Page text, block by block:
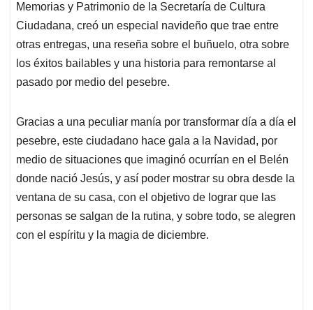
A
p
p
o
o
k
d
I
n
d
s
Memorias y Patrimonio de la Secretaría de Cultura
Ciudadana, creó un especial navideño que trae entre
otras entregas, una reseña sobre el buñuelo, otra sobre
los éxitos bailables y una historia para remontarse al
pasado por medio del pesebre.
Gracias a una peculiar manía por transformar día a día el
pesebre, este ciudadano hace gala a la Navidad, por
medio de situaciones que imaginó ocurrían en el Belén
donde nació Jesús, y así poder mostrar su obra desde la
ventana de su casa, con el objetivo de lograr que las
personas se salgan de la rutina, y sobre todo, se alegren
con el espíritu y la magia de diciembre.